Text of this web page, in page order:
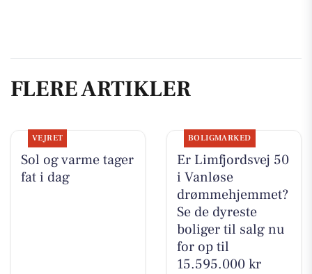
FLERE ARTIKLER
VEJRET
Sol og varme tager
fat i dag
BOLIGMARKED
Er Limfjordsvej 50
i Vanløse
drømmehjemmet?
Se de dyreste
boliger til salg nu
for op til
15.595.000 kr